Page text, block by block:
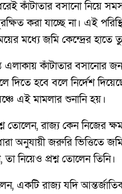
ধরেই কাঁটাতার বসানো
করা যাচ্ছে না। এই
মধ্যে জমি কেন্দ্রের
এলাকায় কাঁটাতার বসানোর
দিতে হবে বলে নির্দেশ
এই মামলার শুনানি হয়।
তোলেন, রাজ্য কেন নিজের
অনুযায়ী জরুরি ভিত্তিতে
নিয়েও প্রশ্ন তোলেন তিনি।
একটি রাজ্য যদি